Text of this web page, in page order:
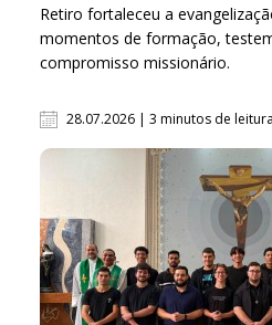
Retiro fortaleceu a
momentos de formação,
compromisso missionário.
28.07.2026 | 3 minutos de leitura